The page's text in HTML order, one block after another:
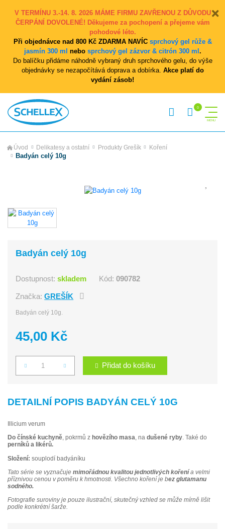
V TERMÍNU 3.-14. 8. 2026 MÁME FIRMU ZAVŘENOU Z DŮVODU
ČERPÁNÍ DOVOLENÉ! Děkujeme za pochopení a přejeme vám
pohodové léto.
Při objednávce nad 800 Kč ZDARMA NAVÍC sprchový gel růže &
jasmín 300 ml nebo sprchový gel zázvor & citrón 300 ml .
Do balíčku přidáme náhodně vybraný druh sprchového gelu, do výše
objednávky se nezapočítává doprava a dobírka. Akce platí do
vydání zásob!
Úvod Delikatesy a ostatní Produkty Grešík Koření
Badyán celý 10g
Badyán celý 10g
Dostupnost:skladem Kód: 090782
Značka:GREŠÍK
Badyán celý 10g.
45,00 Kč
Počet Přidat do košíku
DETAILNÍ POPIS BADYÁN CELÝ 10G
Illicium verum
Do čínské kuchyně, pokrmů z hovězího masa, na dušené ryby. Také do
perníků a likérů.
Složení: souplodí badyáníku
Tato série se vyznačuje mimořádnou kvalitou jednotlivých kořenía velmi
příznivou cenou v poměru k hmotnosti. Všechno koření je bez glutamanu
sodného.
Fotografie suroviny je pouze ilustrační, skutečný vzhled se může mírně lišit
podle konkrétní šarže.